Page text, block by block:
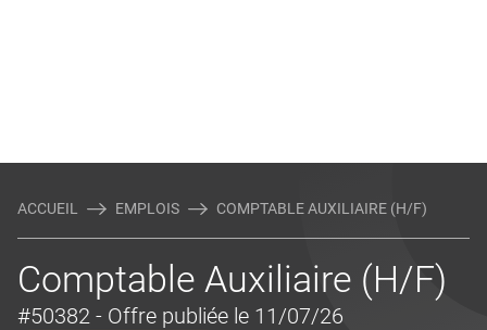
ACCUEIL EMPLOIS COMPTABLE AUXILIAIRE (H/F)
Comptable Auxiliaire (H/F)
#50382 - Offre publiée le 11/07/26